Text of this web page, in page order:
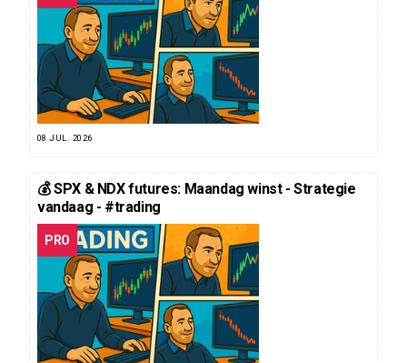
08 JUL. 2026
💰 SPX & NDX futures: Maandag winst - Strategie
vandaag - #trading
PRO